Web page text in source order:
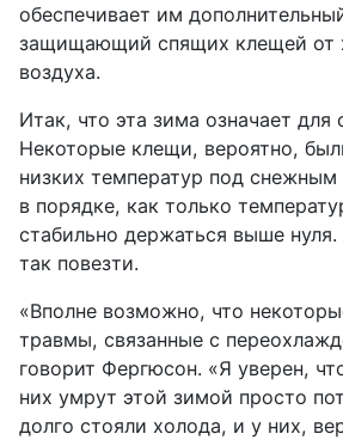
обеспечивает им
защищающий спящих клещей от
воздуха.
Итак, что эта зима означает для
Некоторые клещи, вероятно,
низких температур под
в порядке, как только
стабильно держаться выше
так повезти.
«Вполне возможно, что
травмы, связанные с
говорит Фергюсон. «Я уверен,
них умрут этой зимой просто
долго стояли холода, и у них,